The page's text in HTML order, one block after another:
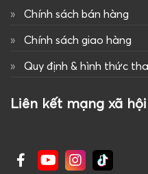
Chính sách bán hàng
Chính sách giao hàng
Quy định & hình thức
Liên kết mạng xã hội